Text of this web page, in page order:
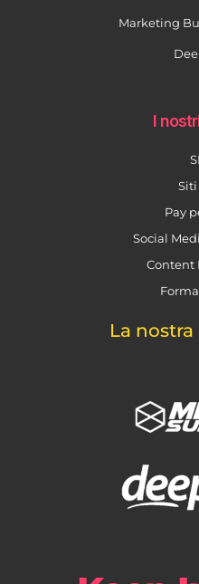
Marketing
I
Siti
Pay
Social
Content
La